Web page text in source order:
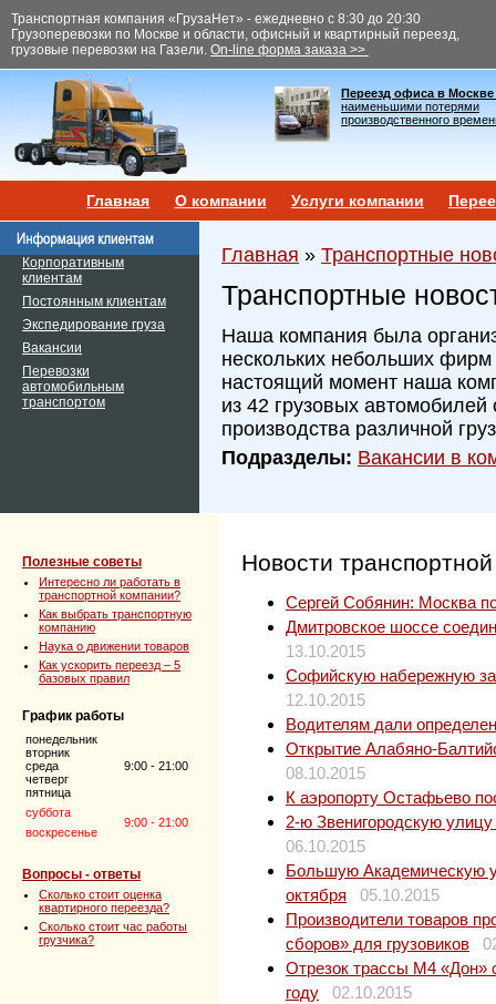
Транспортная компания «ГрузаНет» - ежедневно с 8:30 до 20:30
Грузоперевозки по Москве и области, офисный и квартирный переезд,
грузовые перевозки на Газели. On-line форма заказа >>
Переезд офиса в Москве
наименьшими потерями
производственного
Главная О компании Услуги компании
Корпоративным
клиентам
Постоянным клиентам
Экспедирование груза
Вакансии
Перевозки
автомобильным
транспортом
Главная » Транспортные
Транспортные
Наша компания была
нескольких небольших фирм
настоящий момент наша
из 42 грузовых автомобилей
производства различной
Подразделы: Вакансии в
Полезные советы
Интересно ли работать в
транспортной компании?
Как выбрать транспортную
компанию
Наука о движении товаров
Как ускорить переезд – 5
базовых правил
График работы
понедельник
вторник
среда
четверг
пятница
9:00 - 21:00
суббота
9:00 - 21:00
воскресенье
Вопросы - ответы
Сколько стоит оценка
квартирного переезда?
Сколько стоит час работы
грузчика?
Новости
Сергей Собянин: Москва
Дмитровское шоссе
13.10.2015
Софийскую набережную
12.10.2015
Водителям дали
Открытие Алабяно-
08.10.2015
К аэропорту Остафьево
2-ю Звенигородскую
06.10.2015
Большую Академическую
октября
05.10.2015
Производители товаров
сборов» для грузовиков
Отрезок трассы М4 «Дон»
году
02.10.2015